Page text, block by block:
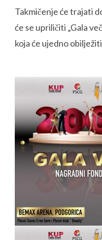
Takmičenje će trajati
će se upriličiti „Gala
koja će ujedno